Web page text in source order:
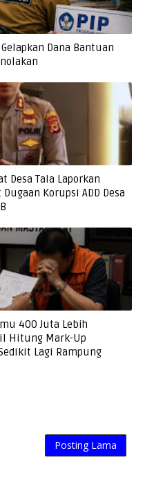
Gelapkan Dana Bantuan
Desa Tala Laporkan
Korupsi ADD Desa
400 Juta Lebih
Hitung Mark-Up
Lagi Rampung
Posting Lama